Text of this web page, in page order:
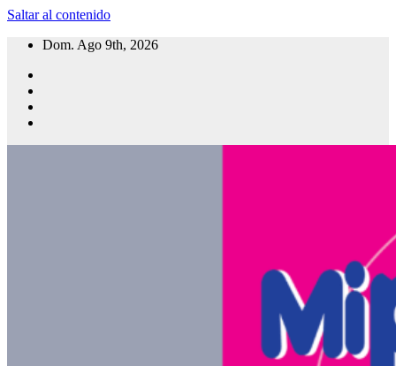
Saltar al contenido
Dom. Ago 9th, 2026